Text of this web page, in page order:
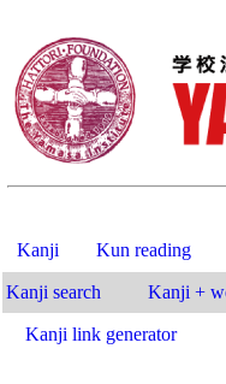
Kanji Kun reading
Kanji search Kanji +
Kanji link generator